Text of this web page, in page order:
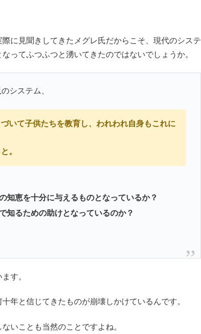
に見聞きしてきたメグレ氏だからこそ、現代のシステ
ってふつふつと湧いてきたのではないでしょうか。
システム、
いて子供たちを教育し、われわれ自身もこれに
。
知恵を十分に与えるものとなっているか？
知るための助けとなっているのか？
す。
年と信じてきたものが崩壊しかけているんです。
いことも当然のことですよね。